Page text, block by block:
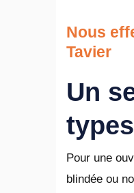
Nous
Tavier
Un
Pour une
blindée ou